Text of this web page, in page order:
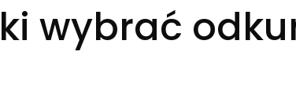
wybrać